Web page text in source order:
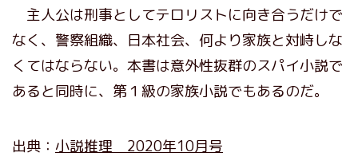
主人公は刑事としてテロリストに向き合うだけで
なく、警察組織、日本社会、何より家族と対峙しな
くてはならない。本書は意外性抜群のスパイ小説で
あると同時に、第１級の家族小説でもあるのだ。
出典： 小説推理 2020年10月号